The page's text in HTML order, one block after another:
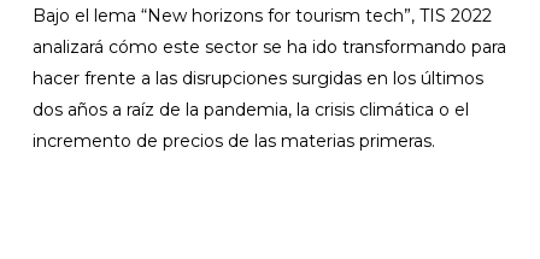
Bajo el lema “New horizons for tourism tech”, TIS 2022
analizará cómo este sector se ha ido transformando para
hacer frente a las disrupciones surgidas en los últimos
dos años a raíz de la pandemia, la crisis climática o el
incremento de precios de las materias primeras.